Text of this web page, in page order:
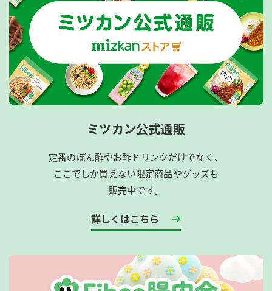
ミツカン公式通販
定番のぽん酢やお酢ドリンクだけでなく、
ここでしか買えない限定商品やグッズも
販売中です。
詳しくはこちら